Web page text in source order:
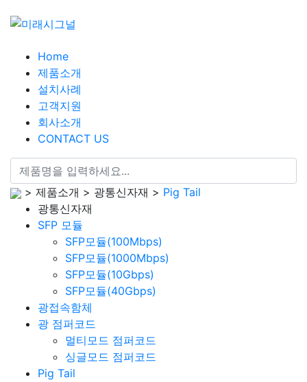
Home
제품소개
설치사례
고객지원
회사소개
CONTACT US
> 제품소개 > 광통신자재 > Pig Tail
광통신자재
SFP 모듈
SFP모듈(100Mbps)
SFP모듈(1000Mbps)
SFP모듈(10Gbps)
SFP모듈(40Gbps)
광접속함체
광 점퍼코드
멀티모드 점퍼코드
싱글모드 점퍼코드
Pig Tail